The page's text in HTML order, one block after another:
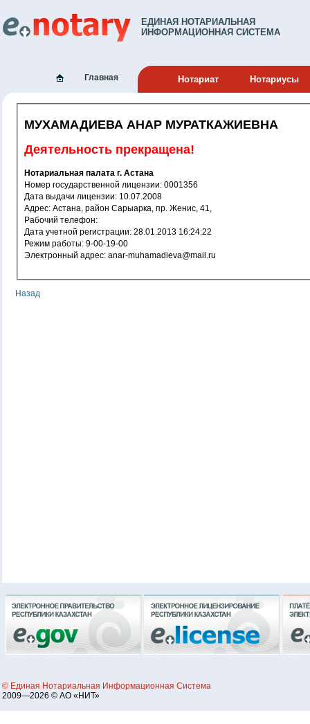
ЕДИНАЯ НОТАРИАЛЬНАЯ
ИНФОРМАЦИОННАЯ СИСТЕМА
Главная Нотариат Нотариусы
МУХАМАДИЕВА АНАР МУРАТКАЖИЕВНА
Деятельность прекращена!
Нотариальная палата г. Астана
Номер государственной лицензии: 0001356
Дата выдачи лицензии: 10.07.2008
Адрес: Астана, район Сарыарка, пр. Женис, 41,
Рабочий телефон:
Дата учетной регистрации: 28.01.2013 16:24:22
Режим работы: 9-00-19-00
Электронный адрес: anar-muhamadieva@mail.ru
Назад
© Единая Нотариальная Информационная Система
2009—2026 © АО «НИТ»